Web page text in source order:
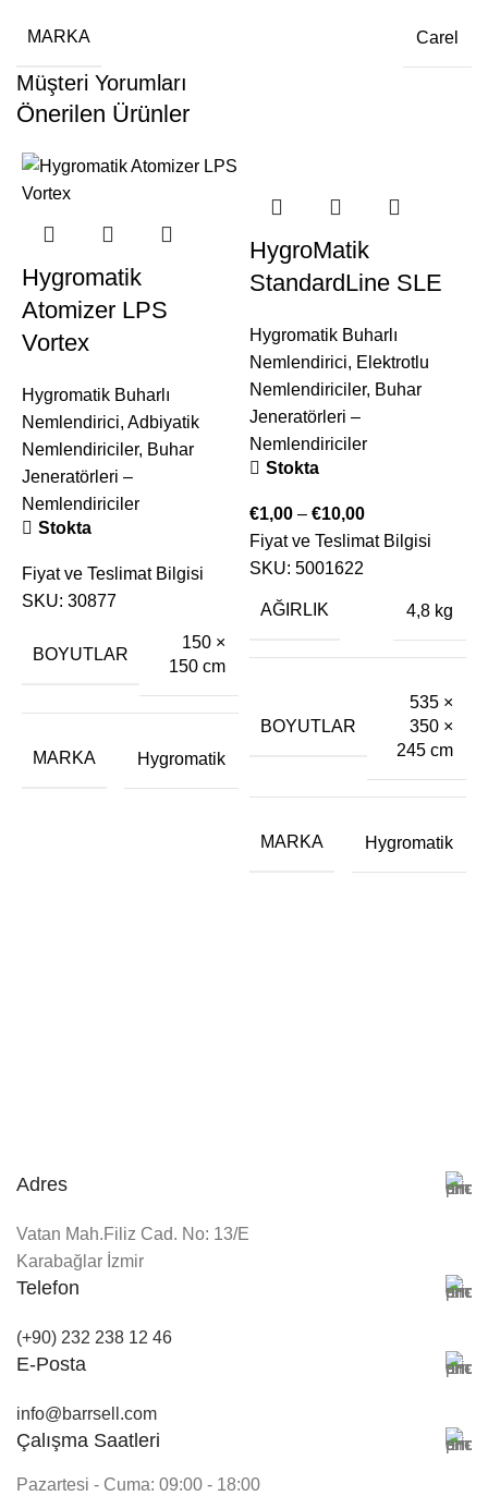
MARKA Carel
Müşteri Yorumları
Önerilen Ürünler
Hygromatik
Atomizer LPS
Vortex
Hygromatik Buharlı
Nemlendirici, Adbiyatik
Nemlendiriciler, Buhar
Jeneratörleri –
Nemlendiriciler
Stokta
Fiyat ve Teslimat Bilgisi
SKU: 30877
BOYUTLAR
150 ×
150 cm
MARKA Hygromatik
HygroMatik
StandardLine SLE
Hygromatik Buharlı
Nemlendirici, Elektrotlu
Nemlendiriciler, Buhar
Jeneratörleri –
Nemlendiriciler
Stokta
€1,00 – €10,00
Fiyat ve Teslimat Bilgisi
SKU: 5001622
AĞIRLIK 4,8 kg
BOYUTLAR
535 ×
350 ×
245 cm
MARKA Hygromatik
Adres
Vatan Mah.Filiz Cad. No: 13/E
Karabağlar İzmir
Telefon
(+90) 232 238 12 46
E-Posta
info@barrsell.com
Çalışma Saatleri
Pazartesi - Cuma: 09:00 - 18:00